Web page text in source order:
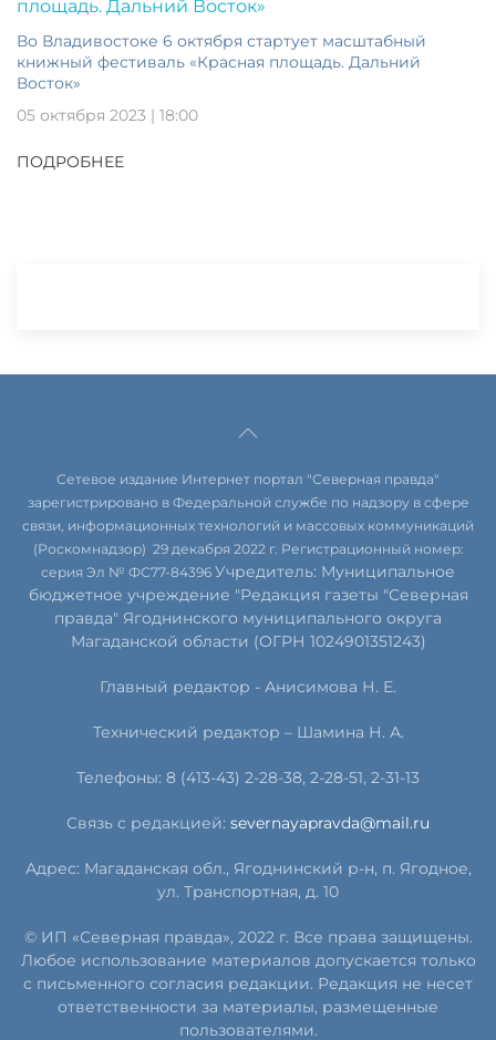
Во Владивостоке 6 октября стартует масштабный
книжный фестиваль «Красная площадь. Дальний
Восток»
05 октября 2023 | 18:00
ПОДРОБНЕЕ
Сетевое издание Интернет портал "Северная правда"
зарегистрировано в Федеральной службе по надзору в сфере
связи, информационных технологий и массовых коммуникаций
(Роскомнадзор) 29 декабря 2022 г. Регистрационный номер:
серия Эл № ФС77-84396 Учредитель: Муниципальное
бюджетное учреждение "Редакция газеты "Северная
правда" Ягоднинского муниципального округа
Магаданской области (ОГРН 1024901351243)
Главный редактор - Анисимова Н. Е.
Технический редактор – Шамина Н. А.
Телефоны: 8 (413-43) 2-28-38, 2-28-51, 2-31-13
Связь с редакцией: severnayapravda@mail.ru
Адрес: Магаданская обл., Ягоднинский р-н, п. Ягодное,
ул. Транспортная, д. 10
© ИП «Северная правда», 2022 г. Все права защищены.
Любое использование материалов допускается только
с письменного согласия редакции. Редакция не несет
ответственности за материалы, размещенные
пользователями.